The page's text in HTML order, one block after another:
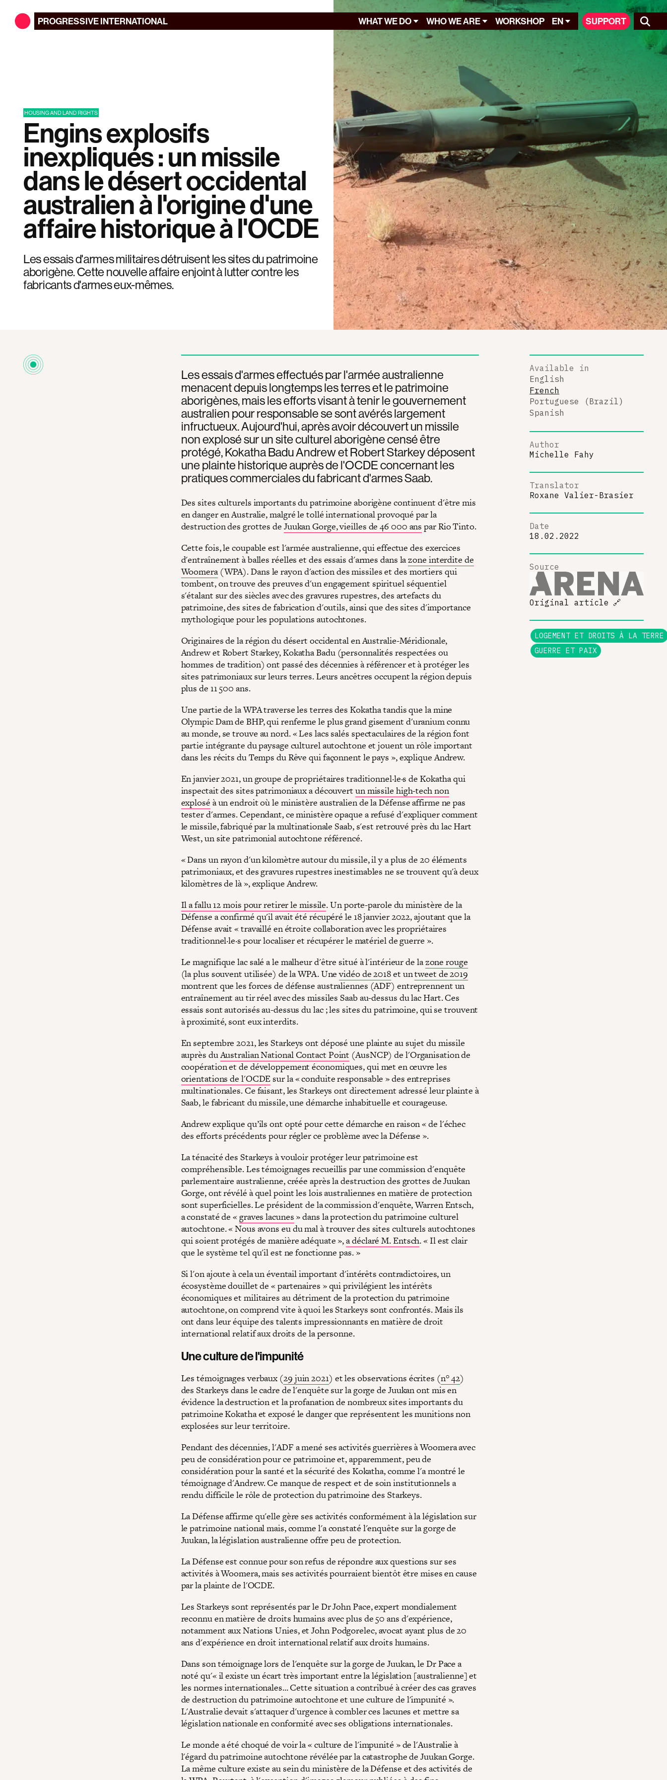
PROGRESSIVEINTERNATIONAL WHAT WE DO WHO WE ARE WORKSHOP EN SUPPORT
HOUSING AND LAND RIGHTS
Engins explosifs
inexpliqués : un missile
dans le désert occidental
australien à l'origine d'une
affaire historique à l'OCDE
Les essais d'armes militaires détruisent les sites du patrimoine
aborigène. Cette nouvelle affaire enjoint à lutter contre les
fabricants d'armes eux-mêmes.
Les essais d'armes effectués par l'armée australienne
menacent depuis longtemps les terres et le patrimoine
aborigènes, mais les efforts visant à tenir le gouvernement
australien pour responsable se sont avérés largement
infructueux. Aujourd'hui, après avoir découvert un missile
non explosé sur un site culturel aborigène censé être
protégé, Kokatha Badu Andrew et Robert Starkey déposent
une plainte historique auprès de l'OCDE concernant les
pratiques commerciales du fabricant d'armes Saab.
Des sites culturels importants du patrimoine aborigène continuent d'être mis
en danger en Australie, malgré le tollé international provoqué par la
destruction des grottes de Juukan Gorge, vieilles de 46 000 ans par Rio Tinto.
Cette fois, le coupable est l'armée australienne, qui effectue des exercices
d'entraînement à balles réelles et des essais d'armes dans lazone interdite de
Woomera(WPA). Dans le rayon d'action des missiles et des mortiers qui
tombent, on trouve des preuves d'un engagement spirituel séquentiel
s'étalant sur des siècles avec des gravures rupestres, des artefacts du
patrimoine, des sites de fabrication d'outils, ainsi que des sites d'importance
mythologique pour les populations autochtones.
Originaires de la région du désert occidental en Australie-Méridionale,
Andrew et Robert Starkey, Kokatha Badu (personnalités respectées ou
hommes de tradition) ont passé des décennies à référencer et à protéger les
sites patrimoniaux sur leurs terres. Leurs ancêtres occupent la région depuis
plus de 11 500 ans.
Une partie de la WPA traverse les terres des Kokatha tandis que la mine
Olympic Dam de BHP, qui renferme le plus grand gisement d'uranium connu
au monde, se trouve au nord. « Les lacs salés spectaculaires de la région font
partie intégrante du paysage culturel autochtone et jouent un rôle important
dans les récits du Temps du Rêve qui façonnent le pays », explique Andrew.
En janvier 2021, un groupe de propriétaires traditionnel·le·s de Kokatha qui
inspectait des sites patrimoniaux a découvert un missile high-tech non
explosé à un endroit où le ministère australien de la Défense affirme ne pas
tester d'armes. Cependant, ce ministère opaque a refusé d'expliquer comment
le missile, fabriqué par la multinationale Saab, s'est retrouvé près du lac Hart
West, un site patrimonial autochtone référencé.
« Dans un rayon d'un kilomètre autour du missile, il y a plus de 20 éléments
patrimoniaux, et des gravures rupestres inestimables ne se trouvent qu'à deux
kilomètres de là », explique Andrew.
Il a fallu 12 mois pour retirer le missile. Un porte-parole du ministère de la
Défense a confirmé qu'il avait été récupéré le 18 janvier 2022, ajoutant que la
Défense avait « travaillé en étroite collaboration avec les propriétaires
traditionnel·le·s pour localiser et récupérer le matériel de guerre ».
Le magnifique lac salé a le malheur d'être situé à l'intérieur de lazone rouge
(la plus souvent utilisée) de la WPA. Unevidéo de 2018et untweet de 2019
montrent que les forces de défense australiennes (ADF) entreprennent un
entraînement au tir réel avec des missiles Saab au-dessus du lac Hart. Ces
essais sont autorisés au-dessus du lac ; les sites du patrimoine, qui se trouvent
à proximité, sont eux interdits.
En septembre 2021, les Starkeys ont déposé une plainte au sujet du missile
auprès duAustralian National Contact Point (AusNCP) de l'Organisation de
coopération et de développement économiques, qui met en œuvre les
orientations de l'OCDE sur la « conduite responsable » des entreprises
multinationales. Ce faisant, les Starkeys ont directement adressé leur plainte à
Saab, le fabricant du missile, une démarche inhabituelle et courageuse.
Andrew explique qu’ils ont opté pour cette démarche en raison « de l'échec
des efforts précédents pour régler ce problème avec la Défense ».
La ténacité des Starkeys à vouloir protéger leur patrimoine est
compréhensible. Les témoignages recueillis par une commission d'enquête
parlementaire australienne, créée après la destruction des grottes de Juukan
Gorge, ont révélé à quel point les lois australiennes en matière de protection
sont superficielles. Le président de la commission d'enquête, Warren Entsch,
a constaté de «graves lacunes » dans la protection du patrimoine culturel
autochtone. « Nous avons eu du mal à trouver des sites culturels autochtones
qui soient protégés de manière adéquate »,a déclaré M. Entsch. « Il est clair
que le système tel qu'il est ne fonctionne pas. »
Si l'on ajoute à cela un éventail important d'intérêts contradictoires, un
écosystème douillet de « partenaires » qui privilégient les intérêts
économiques et militaires au détriment de la protection du patrimoine
autochtone, on comprend vite à quoi les Starkeys sont confrontés. Mais ils
ont dans leur équipe des talents impressionnants en matière de droit
international relatif aux droits de la personne.
Une culture de l'impunité
Les témoignages verbaux (29 juin 2021) et les observations écrites (n° 42)
des Starkeys dans le cadre de l'enquête sur la gorge de Juukan ont mis en
évidence la destruction et la profanation de nombreux sites importants du
patrimoine Kokatha et exposé le danger que représentent les munitions non
explosées sur leur territoire.
Pendant des décennies, l'ADF a mené ses activités guerrières à Woomera avec
peu de considération pour ce patrimoine et, apparemment, peu de
considération pour la santé et la sécurité des Kokatha, comme l'a montré le
témoignage d'Andrew. Ce manque de respect et de soin institutionnels a
rendu difficile le rôle de protection du patrimoine des Starkeys.
La Défense affirme qu'elle gère ses activités conformément à la législation sur
le patrimoine national mais, comme l'a constaté l'enquête sur la gorge de
Juukan, la législation australienne offre peu de protection.
La Défense est connue pour son refus de répondre aux questions sur ses
activités à Woomera, mais ses activités pourraient bientôt être mises en cause
par la plainte de l'OCDE.
Les Starkeys sont représentés par le Dr John Pace, expert mondialement
reconnu en matière de droits humains avec plus de 50 ans d'expérience,
notamment aux Nations Unies, et John Podgorelec, avocat ayant plus de 20
ans d'expérience en droit international relatif aux droits humains.
Dans son témoignage lors de l'enquête sur la gorge de Juukan, le Dr Pace a
noté qu'« il existe un écart très important entre la législation [australienne] et
les normes internationales... Cette situation a contribué à créer des cas graves
de destruction du patrimoine autochtone et une culture de l'impunité ».
L'Australie devait s'attaquer d'urgence à combler ces lacunes et mettre sa
législation nationale en conformité avec ses obligations internationales.
Le monde a été choqué de voir la « culture de l'impunité » de l'Australie à
l'égard du patrimoine autochtone révélée par la catastrophe de Juukan Gorge.
La même culture existe au sein du ministère de la Défense et des activités de
Available in
English
French
Portuguese (Brazil)
Spanish
Author
Michelle Fahy
Translator
Roxane Valier-Brasier
Date
18.02.2022
Source
Original article 🔗
LOGEMENT ET DROITS À LA TERRE
GUERRE ET PAIX